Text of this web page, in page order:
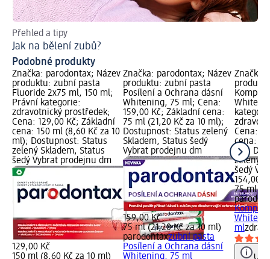
Přehled a tipy
Jak na bělení zubů?
Podobné produkty
Značka: parodontax; Název
produktu: zubní pasta
Fluoride 2x75 ml, 150 ml;
Právní kategorie:
zdravotnický prostředek;
Cena: 129,00 Kč; Základní
cena: 150 ml (8,60 Kč za 10
ml); Dostupnost: Status
zelený Skladem, Status
šedý Vybrat prodejnu dm
129,00 Kč
150 ml (8,60 Kč za 10 ml)
Značka: parodontax; Název
produktu: zubní pasta
Posílení a Ochrana dásní
Whitening, 75 ml; Cena:
159,00 Kč; Základní cena:
75 ml (21,20 Kč za 10 ml);
Dostupnost: Status zelený
Skladem, Status šedý
Vybrat prodejnu dm
159,00 Kč
75 ml (21,20 Kč za 10 ml)
parodontaxzubní pasta
Posílení a Ochrana dásní
Whitening, 75 ml
Značka:
Cena:
cena: 75
ml);
zelený
šedý
154,00
75 ml
ml